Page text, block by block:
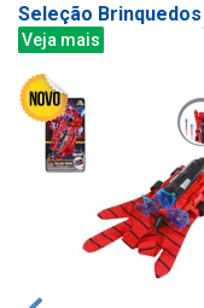
Seleção Brinquedos
Veja mais